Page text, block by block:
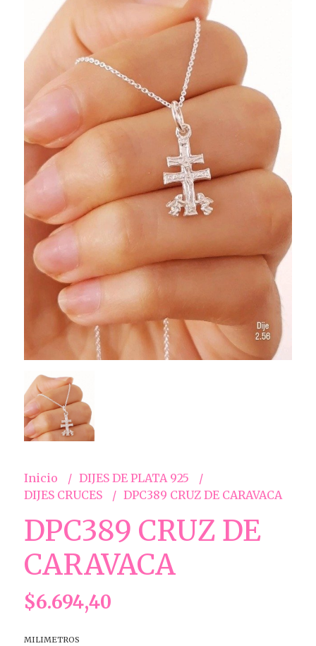
Inicio
DIJES DE PLATA 925
DIJES CRUCES
DPC389 CRUZ DE CARAVACA
DPC389 CRUZ DE
CARAVACA
$6.694,40
MILIMETROS